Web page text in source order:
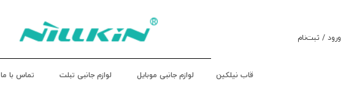
ورود / ثبت‌نام
قاب نیلکین لوازم جانبی موبایل لوازم جانبی تبلت تماس با ما